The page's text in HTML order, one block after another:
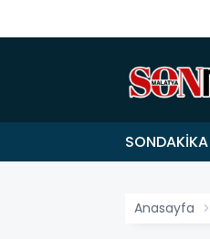
SONDAKİKA
Anasayfa